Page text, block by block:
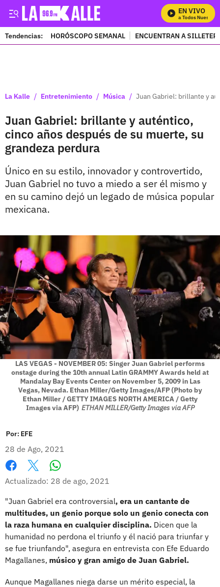
EN VIVO
Mira Todos Nuestros
Tendencias: HORÓSCOPO SEMANAL ENCUENTRAN A
La Kalle / Entretenimiento / Música / Juan Gabriel: brillante y
Juan Gabriel: brillante y auténtico,
cinco años después de su muerte, su
grandeza perdura
Único en su estilo, innovador y controvertido,
Juan Gabriel no tuvo a miedo a ser él mismo y
en su camino dejó un legado de música popular
mexicana.
LAS VEGAS - NOVEMBER 05: Singer Juan Gabriel performs
onstage during the 10th annual Latin GRAMMY Awards held at
Mandalay Bay Events Center on November 5, 2009 in Las
Vegas, Nevada. Ethan Miller/Getty Images/AFP (Photo by
Ethan Miller / GETTY IMAGES NORTH AMERICA / Getty
Images via AFP) ETHAN MILLER/Getty Images via AFP
Por: EFE
28 de Ago, 2021
Facebook
X
Actualizado: 28 de ago, 2021
"Juan Gabriel era controversial, era un cantante de
multitudes, un genio porque solo un genio conecta con
la raza humana en cualquier disciplina. Dicen que la
humanidad no perdona el triunfo y él nació para triunfar y
se fue triunfando", asegura en entrevista con Efe Eduardo
Magallanes, músico y gran amigo de Juan Gabriel.
Aunque Magallanes niega darse un mérito especial, la